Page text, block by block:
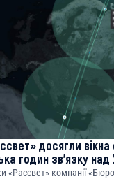
досягли вікна
годин зв’язку
«Рассвет» компанії